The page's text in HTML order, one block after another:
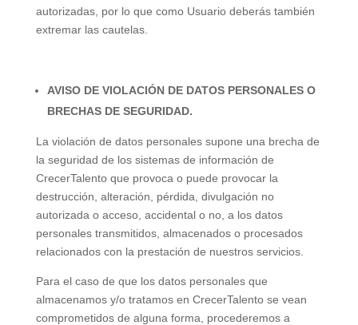
autorizadas, por lo que como Usuario deberás también
extremar las cautelas.
AVISO DE VIOLACIÓN DE DATOS PERSONALES O
BRECHAS DE SEGURIDAD.
La violación de datos personales supone una brecha de
la seguridad de los sistemas de información de
CrecerTalento que provoca o puede provocar la
destrucción, alteración, pérdida, divulgación no
autorizada o acceso, accidental o no, a los datos
personales transmitidos, almacenados o procesados
relacionados con la prestación de nuestros servicios.
Para el caso de que los datos personales que
almacenamos y/o tratamos en CrecerTalento se vean
comprometidos de alguna forma, procederemos a